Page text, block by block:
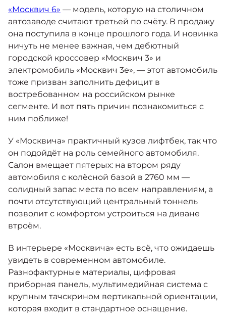
Яркий динамичный седан
от 2 237 000 ₽*
Москвич 3 с ручным
управлением (РУ)
Кроссовер, создающий равные
возможности
Москвич 8
Практичный семиместный
кроссовер
от 3 125 000 ₽*
Кредитные программы
Спецпредложения
Калькулятор трейд-ин
Страховые программы
Моторное масло
СЕРВИСНЫЕ АКЦИИ
АКСЕССУАРЫ
КОНТАКТЫ
«Москвич 6» — модель, которую на столичном
автозаводе считают третьей по счёту. В продажу
она поступила в конце прошлого года. И новинка
ничуть не менее важная, чем дебютный
городской кроссовер «Москвич 3» и
электромобиль «Москвич 3е», — этот автомобиль
тоже призван заполнить дефицит в
востребованном на российском рынке
сегменте. И вот пять причин познакомиться с
ним поближе!
У «Москвича» практичный кузов лифтбек, так что
он подойдёт на роль семейного автомобиля.
Салон вмещает пятерых: на втором ряду
автомобиля с колёсной базой в 2760 мм —
солидный запас места по всем направлениям, а
почти отсутствующий центральный тоннель
позволит с комфортом устроиться на диване
втроём.
В интерьере «Москвича» есть всё, что ожидаешь
увидеть в современном автомобиле.
Разнофактурные материалы, цифровая
приборная панель, мультимедийная система с
крупным тачскрином вертикальной ориентации,
которая входит в стандартное оснащение.